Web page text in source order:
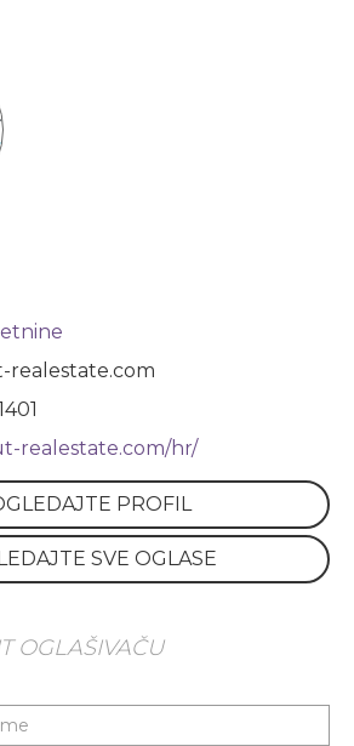
realestate.com
realestate.com/hr/
PROFIL
SVE OGLASE
OGLAŠIVAČU